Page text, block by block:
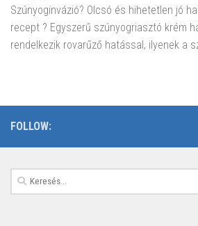
Szúnyoginvázió? Olcsó és hihetetlen jó
recept ? Egyszerű szúnyogriasztó krém
rendelkezik rovarűző hatással, ilyenek a
FOLLOW:
Keresés: